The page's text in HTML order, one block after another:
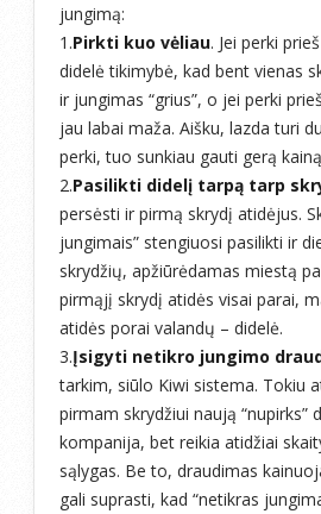
jungimą:
1.Pirkti kuo vėliau. Jei perki
didelė tikimybė, kad bent vienas
ir jungimas “grius”, o jei perki
jau labai maža. Aišku, lazda turi
perki, tuo sunkiau gauti gerą
2.Pasilikti didelį tarpą tarp
persėsti ir pirmą skrydį atidėjus.
jungimais” stengiuosi pasilikti ir
skrydžių, apžiūrėdamas miestą
pirmąjį skrydį atidės visai parai,
atidės porai valandų – didelė.
3.Įsigyti netikro jungimo
tarkim, siūlo Kiwi sistema. Tokiu
pirmam skrydžiui naują “nupirks”
kompanija, bet reikia atidžiai
sąlygas. Be to, draudimas
gali suprasti, kad “netikras